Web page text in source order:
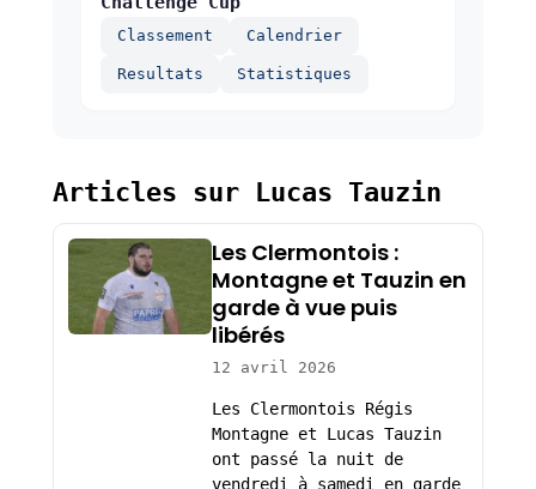
Classement Calendrier
Resultats Statistiques
Articles sur Lucas Tauzin
Les Clermontois :
Montagne et Tauzin en
garde à vue puis
libérés
12 avril 2026
Les Clermontois Régis
Montagne et Lucas Tauzin
ont passé la nuit de
vendredi à samedi en garde